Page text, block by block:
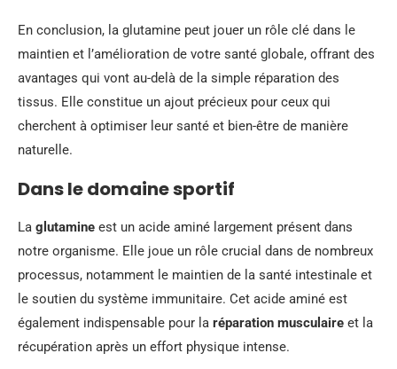
En conclusion, la glutamine peut jouer un rôle clé dans le
maintien et l’amélioration de votre santé globale, offrant des
avantages qui vont au-delà de la simple réparation des
tissus. Elle constitue un ajout précieux pour ceux qui
cherchent à optimiser leur santé et bien-être de manière
naturelle.
Dans le domaine sportif
La glutamine est un acide aminé largement présent dans
notre organisme. Elle joue un rôle crucial dans de nombreux
processus, notamment le maintien de la santé intestinale et
le soutien du système immunitaire. Cet acide aminé est
également indispensable pour la réparation musculaire et la
récupération après un effort physique intense.